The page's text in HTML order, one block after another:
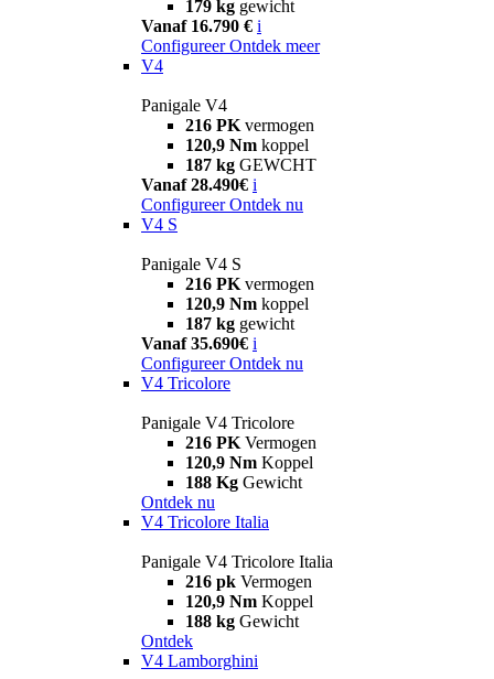
179 kg gewicht
Vanaf 16.790 € i
Configureer Ontdek meer
V4
Panigale V4
216 PK vermogen
120,9 Nm koppel
187 kg GEWCHT
Vanaf 28.490€ i
Configureer Ontdek nu
V4 S
Panigale V4 S
216 PK vermogen
120,9 Nm koppel
187 kg gewicht
Vanaf 35.690€ i
Configureer Ontdek nu
V4 Tricolore
Panigale V4 Tricolore
216 PK Vermogen
120,9 Nm Koppel
188 Kg Gewicht
Ontdek nu
V4 Tricolore Italia
Panigale V4 Tricolore Italia
216 pk Vermogen
120,9 Nm Koppel
188 kg Gewicht
Ontdek
V4 Lamborghini